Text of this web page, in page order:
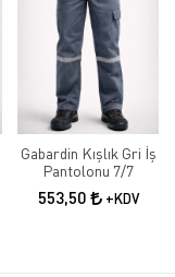
Gabardin Kışlık Gri İş
Pantolonu 7/7
553,50 +KDV